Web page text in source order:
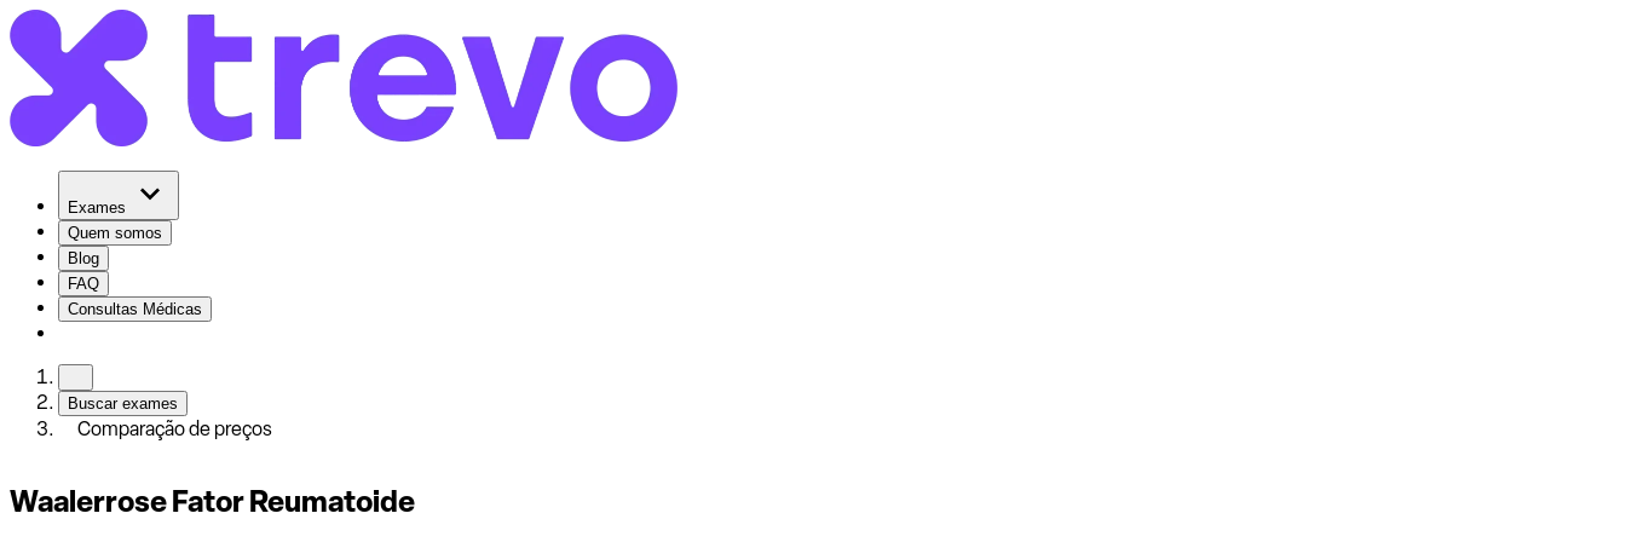
Exames
Quem somos
Blog
FAQ
Consultas Médicas
Buscar exames
Comparação de preços
Waalerrose Fator Reumatoide